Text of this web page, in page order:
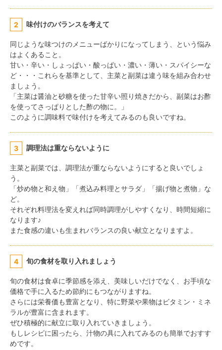
2 味付けのバランスを考えて
同じような味つけのメニューばかりになってしまう、という悩み
はよくあること。
甘い・辛い・しょっぱい・酸っぱい・濃い・薄い・スパイシーな
ど・・・これらを基準として、主菜と副菜は違う味を組み合わせ
ましょう。
「主菜は醤油と砂糖を使った甘辛い照り焼きだから、副菜はお酢
を使ってさっぱりとした酢の物に。」
このように調味料で味付けを考えてみるのも良いですね。
3 調理法は重ならないように
主菜と副菜では、調理法が重ならないようにすると良いでしょ
う。
「炒め物と和え物」「煮込み料理とサラダ」「揚げ物と煮物」な
ど。
それぞれ料理法を変えれば同時調理がしやすくなり、時間短縮に
なります♪
また食感の違いも生まれバランスの良い献立となりますよ。
4 旬の食材を取り入れましょう
旬の食材は食卓に季節感を添え、美味しいだけでなく、お手頃な
価格で手に入るため節約にもつながりますね。
さらには栄養価も豊富となり、特に野菜や果物はビタミン・ミネ
ラルが豊富に含まれます。
ぜひ積極的に献立に取り入れていきましょう。
もしレシピに困ったら、汁物の具に入れてみるのも簡単でおすす
めです。